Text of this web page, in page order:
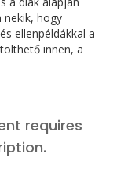
nekik, hogy
ellenpéldákkal a
innen, a